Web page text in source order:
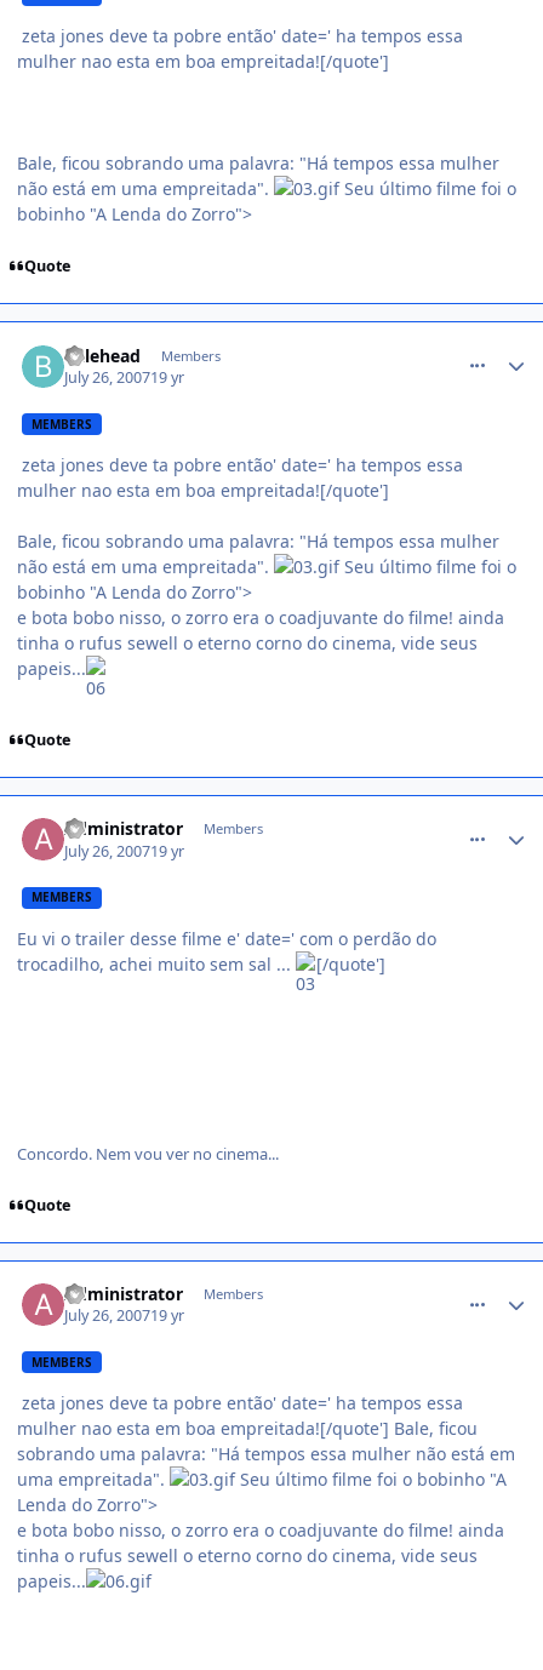
zeta jones deve ta pobre então' date=' ha tempos essa
mulher nao esta em boa empreitada![/quote']
Bale, ficou sobrando uma palavra: "Há tempos essa mulher
não está em uma empreitada".
Seu último filme foi o
bobinho "A Lenda do Zorro">
Quote
balehead Members
July 26, 200719 yr
MEMBERS
zeta jones deve ta pobre então' date=' ha tempos essa
mulher nao esta em boa empreitada![/quote']
Bale, ficou sobrando uma palavra: "Há tempos essa mulher
não está em uma empreitada".
Seu último filme foi o
bobinho "A Lenda do Zorro">
e bota bobo nisso, o zorro era o coadjuvante do filme! ainda
tinha o rufus sewell o eterno corno do cinema, vide seus
papeis...
Quote
Administrator Members
July 26, 200719 yr
MEMBERS
Eu vi o trailer desse filme e' date=' com o perdão do
trocadilho, achei muito sem sal ...
[/quote']
Concordo. Nem vou ver no cinema...
Quote
Administrator Members
July 26, 200719 yr
MEMBERS
zeta jones deve ta pobre então' date=' ha tempos essa
mulher nao esta em boa empreitada![/quote'] Bale, ficou
sobrando uma palavra: "Há tempos essa mulher não está em
uma empreitada".
Seu último filme foi o bobinho "A
Lenda do Zorro">
e bota bobo nisso, o zorro era o coadjuvante do filme! ainda
tinha o rufus sewell o eterno corno do cinema, vide seus
papeis...